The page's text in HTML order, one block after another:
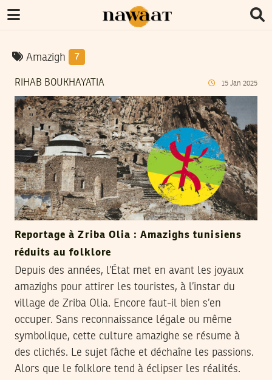
Amazigh 7
RIHAB BOUKHAYATIA 15 Jan 2025
Reportage à Zriba Olia : Amazighs tunisiens
réduits au folklore
Depuis des années, l’État met en avant les joyaux
amazighs pour attirer les touristes, à l’instar du
village de Zriba Olia. Encore faut-il bien s’en
occuper. Sans reconnaissance légale ou même
symbolique, cette culture amazighe se résume à
des clichés. Le sujet fâche et déchaîne les passions.
Alors que le folklore tend à éclipser les réalités.